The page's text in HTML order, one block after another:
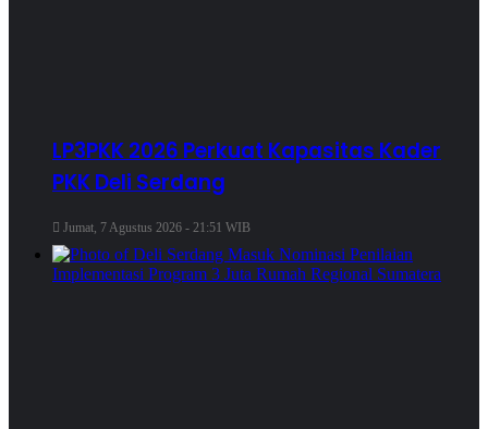
LP3PKK 2026 Perkuat Kapasitas Kader
PKK Deli Serdang
Jumat, 7 Agustus 2026 - 21:51 WIB